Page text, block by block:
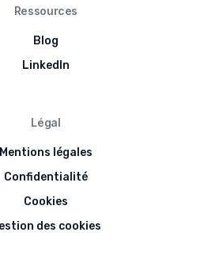
Ressources
Blog
LinkedIn
Légal
Mentions légales
Confidentialité
Cookies
des cookies